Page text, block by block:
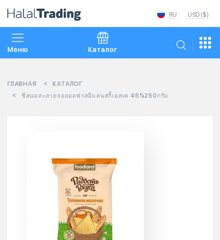
USD ($)
RU
Меню Каталог
ГЛАВНАЯ
КАТАЛОГ
ชีสนมละลายจอยออฟรสอีแลนสกี้เอสเค 45%250กรัม